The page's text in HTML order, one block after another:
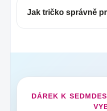
Jak tričko správně
DÁREK K